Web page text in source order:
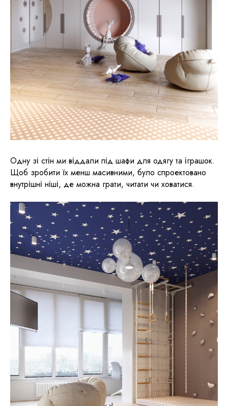
Одну зі стін ми віддали під шафи для одягу та іграшок.
Щоб зробити їх менш масивними, було спроектовано
внутрішні ніші, де можна грати, читати чи ховатися.